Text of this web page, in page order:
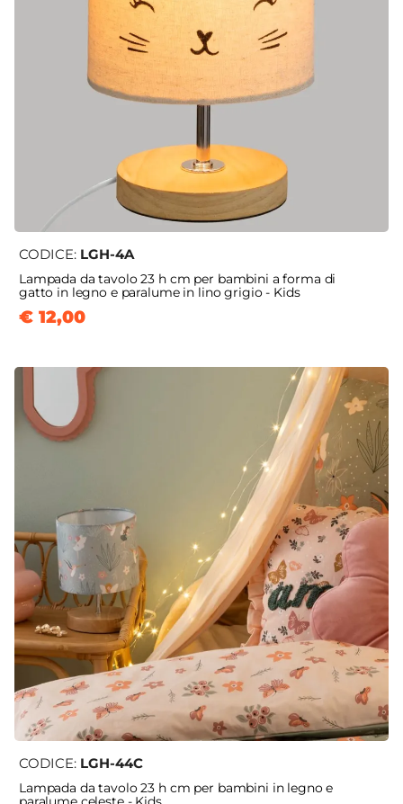
CODICE: LGH-4A
Lampada da tavolo 23 h cm per bambini a forma di
gatto in legno e paralume in lino grigio - Kids
€ 12,00
CODICE: LGH-44C
Lampada da tavolo 23 h cm per bambini in legno e